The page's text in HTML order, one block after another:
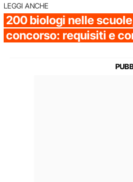
LEGGI ANCHE
200 biologi nelle
concorso: requisiti e